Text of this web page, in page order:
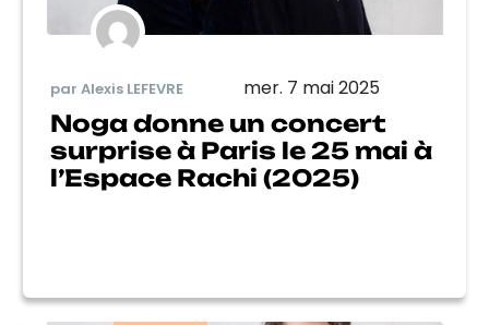
par Alexis LEFEVRE mer. 7 mai 2025
Noga donne un concert
surprise à Paris le 25 mai à
l’Espace Rachi (2025)